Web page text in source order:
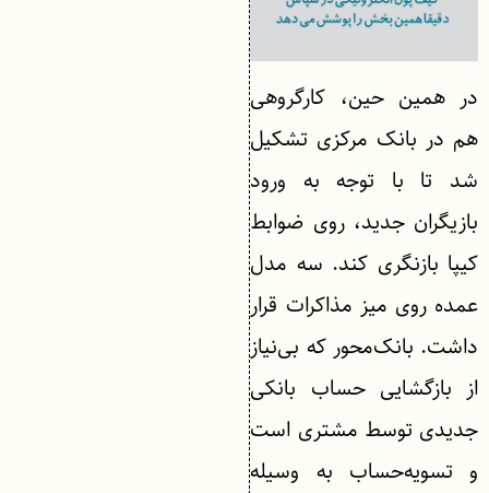
در همین حین، کارگروهی
هم در بانک مرکزی تشکیل
شد تا با توجه به ورود
بازیگران جدید، روی ضوابط
کیپا بازنگری کند. سه مدل
عمده روی میز مذاکرات قرار
داشت. بانک‌محور که بی‌نیاز
از بازگشایی حساب بانکی
جدیدی توسط مشتری است
و تسویه‌حساب به‌ وسیله